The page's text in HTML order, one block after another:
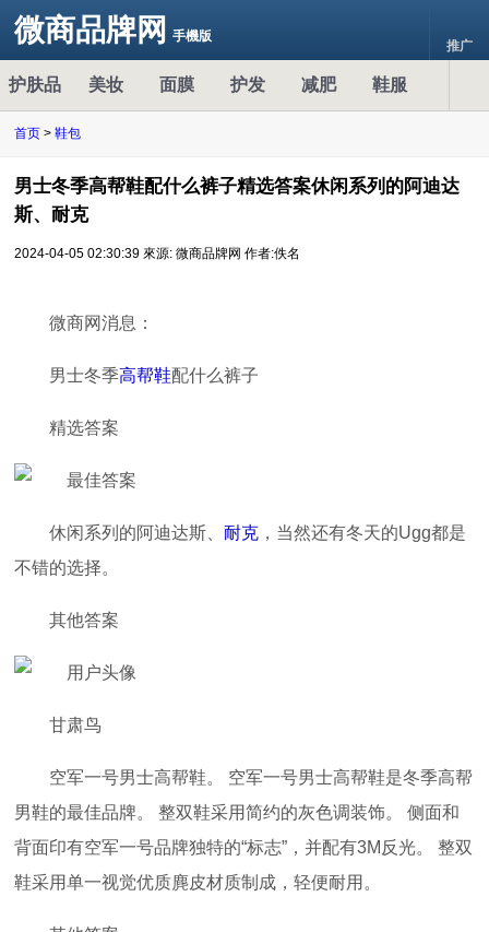
微商品牌网 手機版
推广
护肤品 美妆 面膜 护发 减肥 鞋服
首页 > 鞋包
男士冬季高帮鞋配什么裤子精选答案休闲系列的阿迪达
斯、耐克
2024-04-05 02:30:39 來源: 微商品牌网 作者:佚名
微商网消息：
男士冬季高帮鞋配什么裤子
精选答案
休闲系列的阿迪达斯、 耐克 ，当然还有冬天的Ugg都是
不错的选择。
其他答案
甘肃鸟
空军一号男士高帮鞋。 空军一号男士高帮鞋是冬季高帮
男鞋的最佳品牌。 整双鞋采用简约的灰色调装饰。 侧面和
背面印有空军一号品牌独特的“标志”，并配有3M反光。 整双
鞋采用单一视觉优质麂皮材质制成，轻便耐用。